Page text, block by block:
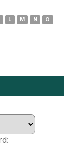
L M N
O